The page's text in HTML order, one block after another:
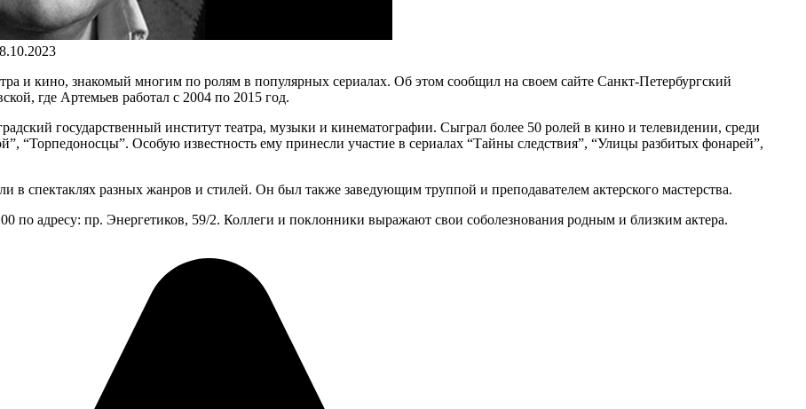
и кино, знакомый многим по ролям в популярных сериалах. Об этом сообщил на своем сайте Санкт-Петербургский
где Артемьев работал с 2004 по 2015 год.
государственный институт театра, музыки и кинематографии. Сыграл более 50 ролей в кино и телевидении, среди
“Торпедоносцы”. Особую известность ему принесли участие в сериалах “Тайны следствия”, “Улицы разбитых фонарей”,
в спектаклях разных жанров и стилей. Он был также заведующим труппой и преподавателем актерского мастерства.
по адресу: пр. Энергетиков, 59/2. Коллеги и поклонники выражают свои соболезнования родным и близким актера.